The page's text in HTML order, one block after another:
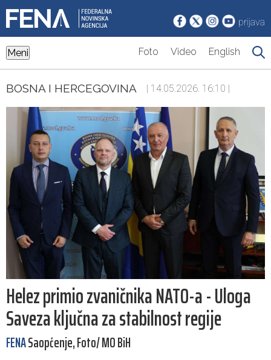
prijava
Meni Foto Video English
BOSNA I HERCEGOVINA | 14.05.2026. 16:10 |
Helez primio zvaničnika NATO-a - Uloga
Saveza ključna za stabilnost regije
FENASaopćenje, Foto/ MO BiH